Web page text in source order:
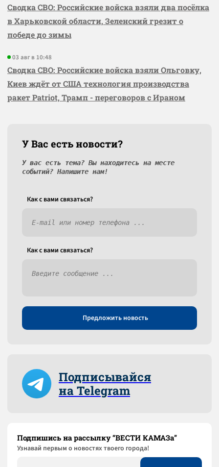
Сводка СВО: Российские войска взяли два посёлка
в Харьковской области, Зеленский грезит о
победе до зимы
03 авг в 10:48
Сводка СВО: Российские войска взяли Ольговку,
Киев ждёт от США технология производства
ракет Patriot, Трамп - переговоров с Ираном
У Вас есть новости?
У вас есть тема? Вы находитесь на месте
событий? Напишите нам!
Как c вами связаться?
Как c вами связаться?
Предложить новость
Подписывайся
на Telegram
Подпишись на рассылку “ВЕСТИ КАМАЗа”
Узнaвай первым о новостях твоего города!